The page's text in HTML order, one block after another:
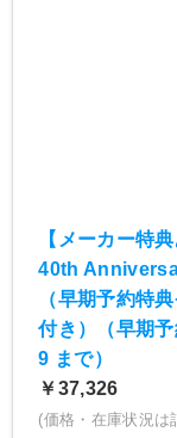
【メーカー特
40th
（早期予約特
付き）（早期
9 まで）
￥37,326
(価格・在庫状況は